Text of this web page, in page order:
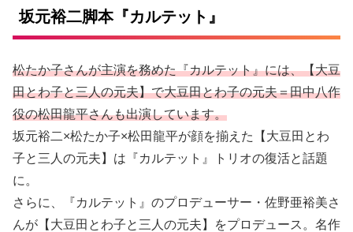
坂元裕二脚本『カルテット』
松たか子さんが主演を務めた『カルテット』には、【大豆
田とわ子と三人の元夫】で大豆田とわ子の元夫＝田中八作
役の松田龍平さんも出演しています。
坂元裕二×松たか子×松田龍平が顔を揃えた【大豆田とわ
子と三人の元夫】は『カルテット』トリオの復活と話題
に。
さらに、『カルテット』のプロデューサー・佐野亜裕美さ
んが【大豆田とわ子と三人の元夫】をプロデュース。名作